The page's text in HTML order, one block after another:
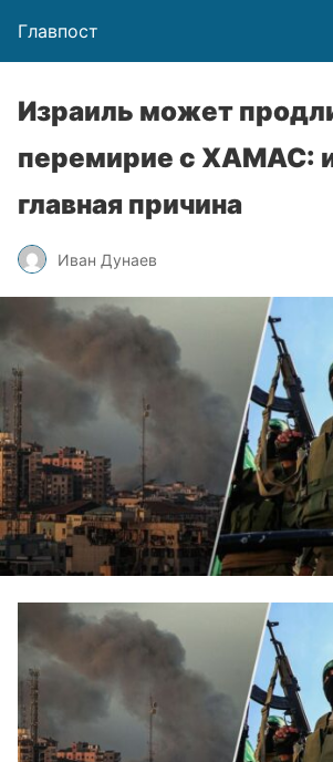
Главпост
Израиль может
перемирие с ХАМАС:
главная причина
Иван Дунаев